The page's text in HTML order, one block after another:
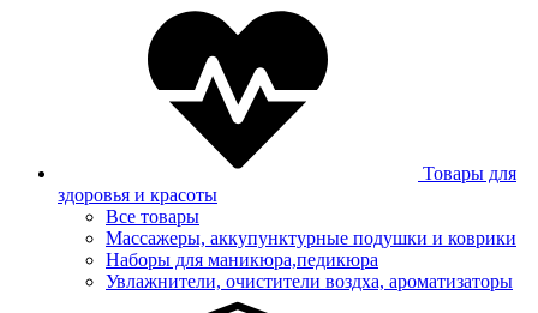
Товары для
здоровья и красоты
Все товары
Массажеры, аккупунктурные подушки и коврики
Наборы для маникюра,педикюра
Увлажнители, очистители воздха, ароматизаторы